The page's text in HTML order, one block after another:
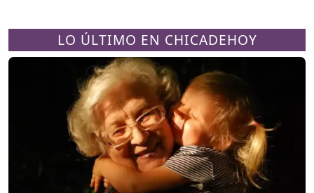
LO ÚLTIMO EN CHICADEHOY